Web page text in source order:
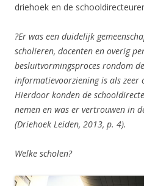
driehoek en de
?Er was een duidelijk
scholieren, docenten en overig
besluitvormingsproces rondom
informatievoorziening is als zeer
Hierdoor konden de
nemen en was er vertrouwen in
(Driehoek Leiden, 2013, p. 4).
Welke scholen?